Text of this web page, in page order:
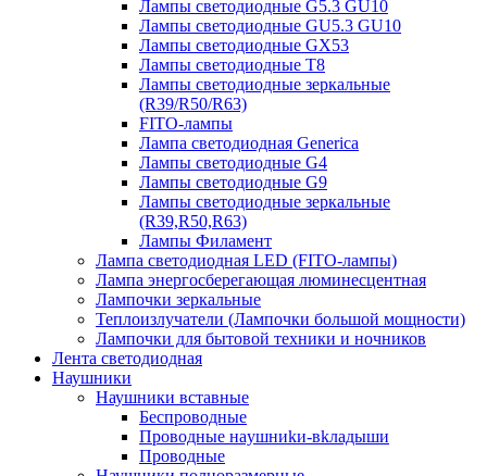
Лампы светодиодные G5.3 GU10
Лампы светодиодные GU5.3 GU10
Лампы светодиодные GX53
Лампы светодиодные T8
Лампы светодиодные зеркальные
(R39/R50/R63)
FITO-лампы
Лампа светодиодная Generica
Лампы светодиодные G4
Лампы светодиодные G9
Лампы светодиодные зеркальные
(R39,R50,R63)
Лампы Филамент
Лампа светодиодная LED (FITO-лампы)
Лампа энергосберегающая люминесцентная
Лампочки зеркальные
Теплоизлучатели (Лампочки большой мощности)
Лампочки для бытовой техники и ночников
Лента светодиодная
Наушники
Наушники вставные
Беспроводные
Пpoвoдныe нayшниkи-вkлaдыши
Проводные